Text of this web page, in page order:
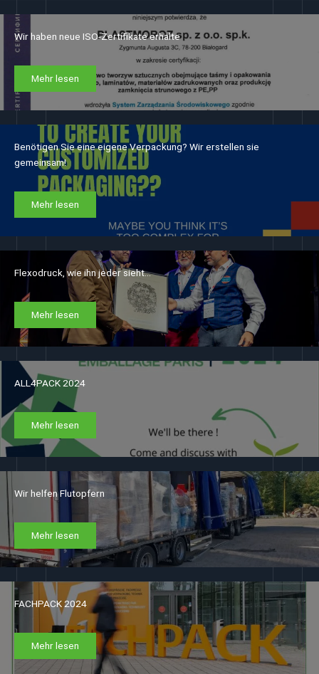
Wir haben neue ISO-Zertifikate erhalte
Mehr lesen
Benötigen Sie eine eigene Verpackung? Wir erstellen sie
gemeinsam!
Mehr lesen
Flexodruck, wie ihn jeder sieht…
Mehr lesen
ALL4PACK 2024
Mehr lesen
Wir helfen Flutopfern
Mehr lesen
FACHPACK 2024
Mehr lesen